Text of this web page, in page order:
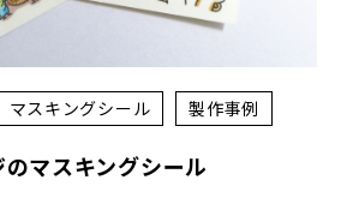
マスキングシール 製作事例
マスキングシール